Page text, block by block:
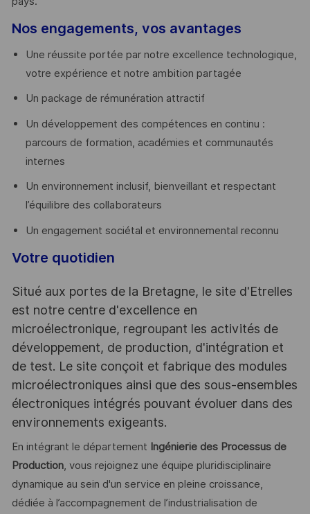
Nos engagements, vos avantages
Une réussite portée par notre excellence technologique,
votre expérience et notre ambition partagée
Un package de rémunération attractif
Un développement des compétences en continu :
parcours de formation, académies et communautés
internes
Un environnement inclusif, bienveillant et respectant
l’équilibre des collaborateurs
Un engagement sociétal et environnemental reconnu
Votre quotidien
Situé aux portes de la Bretagne, le site d'Etrelles
est notre centre d'excellence en
microélectronique, regroupant les activités de
développement, de production, d'intégration et
de test. Le site conçoit et fabrique des modules
microélectroniques ainsi que des sous-ensembles
électroniques intégrés pouvant évoluer dans des
environnements exigeants.
En intégrant le département Ingénierie des Processus de
Production, vous rejoignez une équipe pluridisciplinaire
dynamique au sein d'un service en pleine croissance,
dédiée à l’accompagnement de l’industrialisation de